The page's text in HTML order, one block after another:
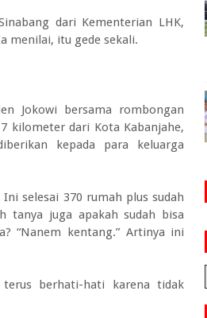
dari Kementerian LHK,
menilai, itu gede sekali.
Jokowi bersama rombongan
kilometer dari Kota Kabanjahe,
kepada para keluarga
selesai 370 rumah plus sudah
tanya juga apakah sudah bisa
“Nanem kentang.” Artinya ini
berhati-hati karena tidak